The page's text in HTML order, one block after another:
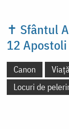
✝ Sfântul
12 Apostoli
Canon Viață
Locuri de